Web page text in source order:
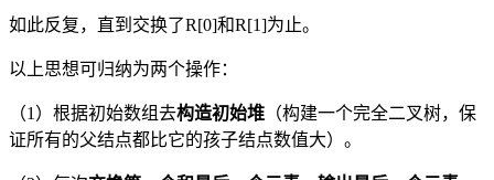
如此反复，直到交换了R[0]和R[1]为止。
以上思想可归纳为两个操作：
（1）根据初始数组去构造初始堆 （构建一个完全二叉树，保
证所有的父结点都比它的孩子结点数值大）。